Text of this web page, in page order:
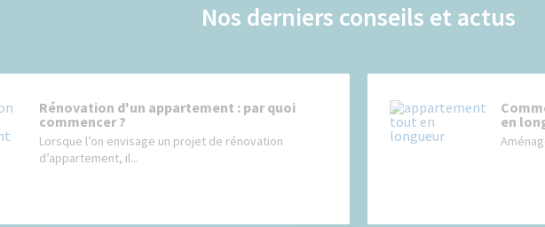
Nos derniers conseils et actus
Rénovation d'un appartement : par quoi
commencer ?
Lorsque l’on envisage un projet de rénovation
d’appartement, il...
en